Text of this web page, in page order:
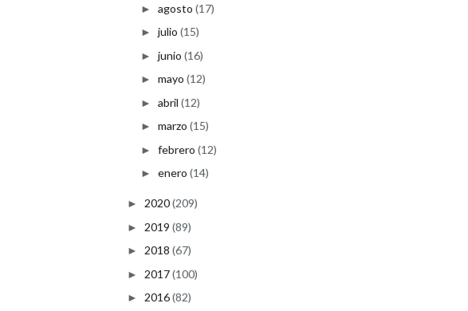
► agosto (17)
► julio (15)
► junio (16)
► mayo (12)
► abril (12)
► marzo (15)
► febrero (12)
► enero (14)
► 2020(209)
► 2019 (89)
► 2018 (67)
► 2017(100)
► 2016(82)